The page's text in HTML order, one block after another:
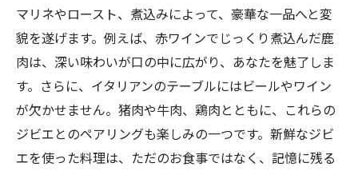
マリネやロースト、煮込みによって、豪華な一品へと変
貌を遂げます。例えば、赤ワインでじっくり煮込んだ鹿
肉は、深い味わいが口の中に広がり、あなたを魅了しま
す。さらに、イタリアンのテーブルにはビールやワイン
が欠かせません。猪肉や牛肉、鶏肉とともに、これらの
ジビエとのペアリングも楽しみの一つです。新鮮なジビ
エを使った料理は、ただのお食事ではなく、記憶に残る